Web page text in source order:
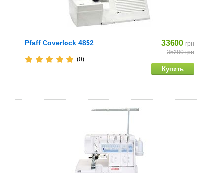
Pfaff Coverlock 4852 33600 грн
35280грн
(0)